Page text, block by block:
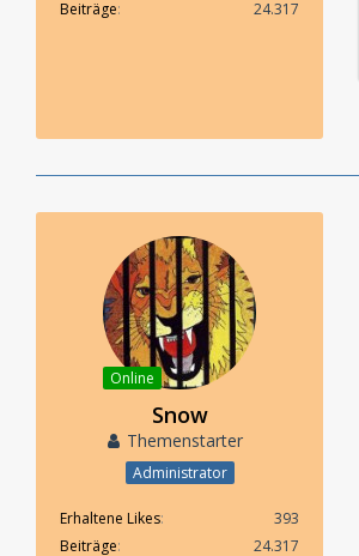
Beiträge
24.317
Online
Snow
Themenstarter
Administrator
Erhaltene Likes
393
Beiträge
24.317